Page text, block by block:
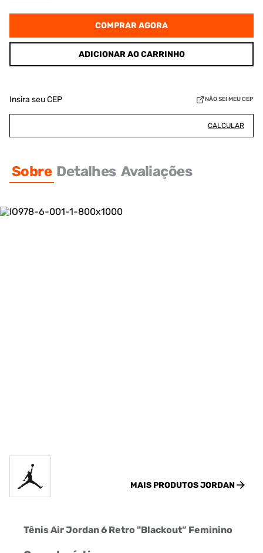
COMPRAR AGORA
ADICIONAR AO CARRINHO
Insira seu CEP NÃO SEI MEU CEP
CALCULAR
Sobre Detalhes Avaliações
MAIS PRODUTOSJORDAN
Tênis Air Jordan 6 Retro "Blackout” Feminino